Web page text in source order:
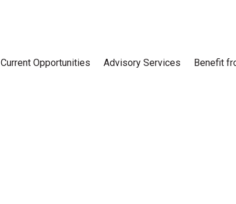
Current Opportunities Advisory Services Benefit